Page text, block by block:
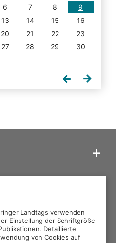
6 7 8
9
13 14 15
16
20 21 22
23
27 28 29
30
LANDTAGS
Landtags verwenden
Einstellung der Schriftgröße
Detaillierte
von Cookies auf